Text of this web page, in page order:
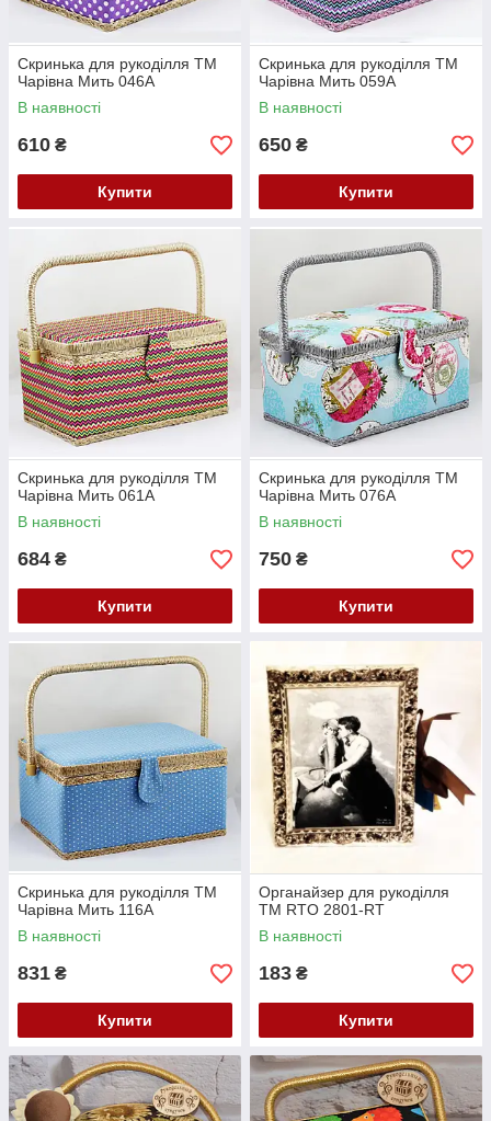
Скринька для рукоділля ТМ
Чарівна Мить 046А
В наявності
610 ₴
Купити
Скринька для рукоділля ТМ
Чарівна Мить 059А
В наявності
650 ₴
Купити
Скринька для рукоділля ТМ
Чарівна Мить 061А
В наявності
684 ₴
Купити
Скринька для рукоділля ТМ
Чарівна Мить 076А
В наявності
750 ₴
Купити
Скринька для рукоділля ТМ
Чарівна Мить 116А
В наявності
831 ₴
Купити
Органайзер для рукоділля
ТМ RTO 2801-RT
В наявності
183 ₴
Купити